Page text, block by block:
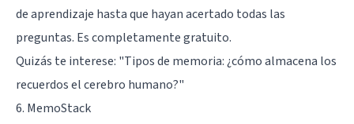
de aprendizaje hasta que hayan acertado todas las
preguntas. Es completamente gratuito.
Quizás te interese: "Tipos de memoria: ¿cómo almacena los
recuerdos el cerebro humano?"
6. MemoStack